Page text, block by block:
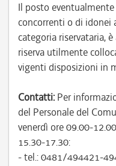
Il posto
concorrenti o di idonei
categoria riservataria,
riserva utilmente
vigenti disposizioni in
Contatti: Per
del Personale del
venerdì ore 09.00-
15.30-17.30:
- tel.: 0481/494421-